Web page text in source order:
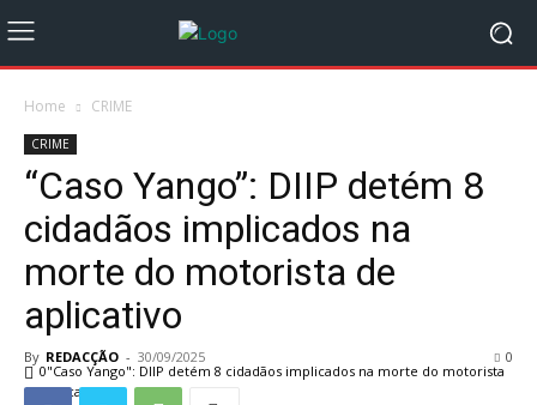
Home CRIME
CRIME
“Caso Yango”: DIIP detém 8
cidadãos implicados na
morte do motorista de
aplicativo
By REDACÇÃO - 30/09/2025
0
0"Caso Yango": DIIP detém 8 cidadãos implicados na morte do motorista
de aplicatjhj